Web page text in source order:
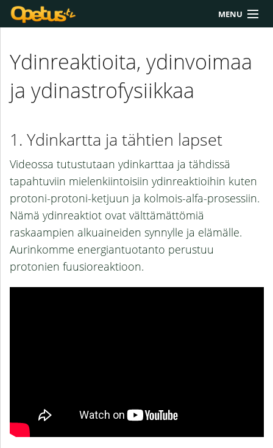
MENU
Lukio
Yläkoulu
Extrat
Polku
Ydinreaktioita, ydinvoimaa
ja ydinastrofysiikkaa
Ydinkartta ja tähtien lapset
Videossa tutustutaan ydinkarttaa ja tähdissä
tapahtuviin mielenkiintoisiin ydinreaktioihin kuten
protoni-protoni-ketjuun ja kolmois-alfa-prosessiin.
Nämä ydinreaktiot ovat välttämättömiä
raskaampien alkuaineiden synnylle ja elämälle.
Aurinkomme energiantuotanto perustuu
protonien fuusioreaktioon.